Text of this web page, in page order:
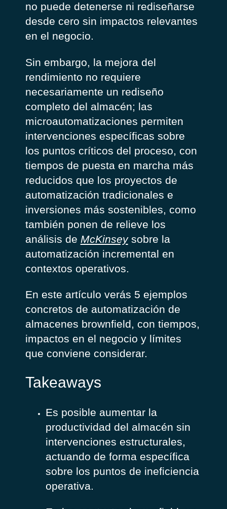
no puede detenerse ni rediseñarse
desde cero sin impactos relevantes
en el negocio.
Sin embargo, la mejora del
rendimiento no requiere
necesariamente un rediseño
completo del almacén; las
microautomatizaciones permiten
intervenciones específicas sobre
los puntos críticos del proceso, con
tiempos de puesta en marcha más
reducidos que los proyectos de
automatización tradicionales e
inversiones más sostenibles, como
también ponen de relieve los
análisis de McKinseysobre la
automatización incremental en
contextos operativos.
En este artículo verás 5 ejemplos
concretos de automatización de
almacenes brownfield, con tiempos,
impactos en el negocio y límites
que conviene considerar.
Takeaways
Es posible aumentar la
productividad del almacén sin
intervenciones estructurales,
actuando de forma específica
sobre los puntos de ineficiencia
operativa.